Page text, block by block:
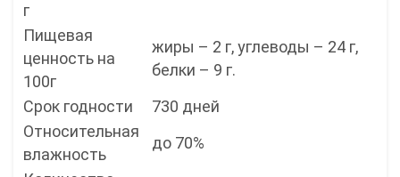
г
Пищевая
ценность на
100г
жиры – 2 г, углеводы – 24 г,
белки – 9 г.
Срок годности
730 дней
Относительная
влажность
до 70%